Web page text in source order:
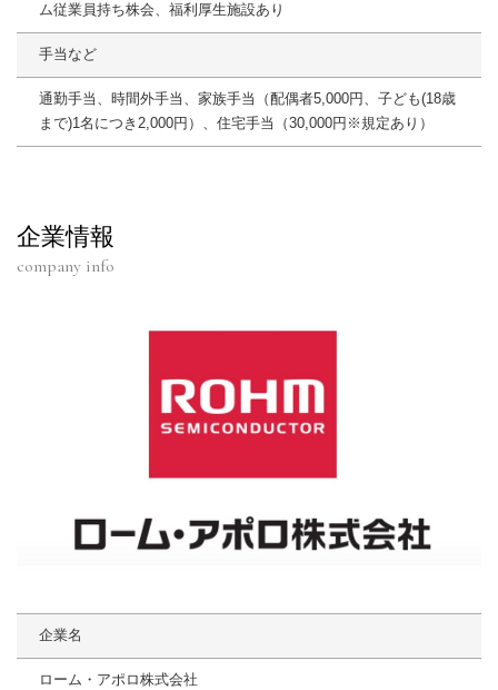
ム従業員持ち株会、福利厚生施設あり
手当など
通勤手当、時間外手当、家族手当（配偶者5,000円、子ども(18歳
まで)1名につき2,000円）、住宅手当（30,000円※規定あり）
企業情報
company info
企業名
ローム・アポロ株式会社